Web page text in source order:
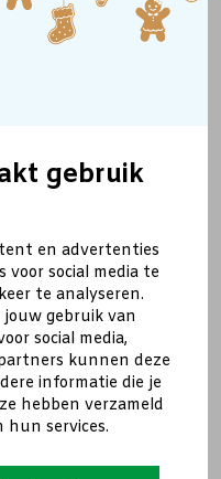
gebruik
en advertenties
voor social media te
te analyseren.
gebruik van
social media,
kunnen deze
informatie die je
hebben verzameld
hun services.